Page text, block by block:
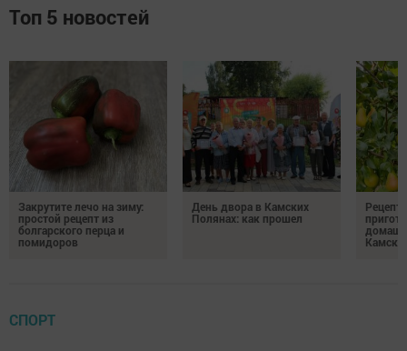
Топ 5 новостей
Закрутите лечо на зиму:
простой рецепт из
болгарского перца и
помидоров
День двора в Камских
Полянах: как прошел
СПОРТ